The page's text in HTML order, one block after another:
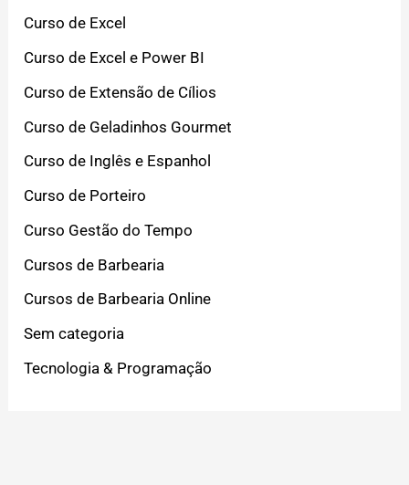
Curso de Excel
Curso de Excel e Power BI
Curso de Extensão de Cílios
Curso de Geladinhos Gourmet
Curso de Inglês e Espanhol
Curso de Porteiro
Curso Gestão do Tempo
Cursos de Barbearia
Cursos de Barbearia Online
Sem categoria
Tecnologia & Programação